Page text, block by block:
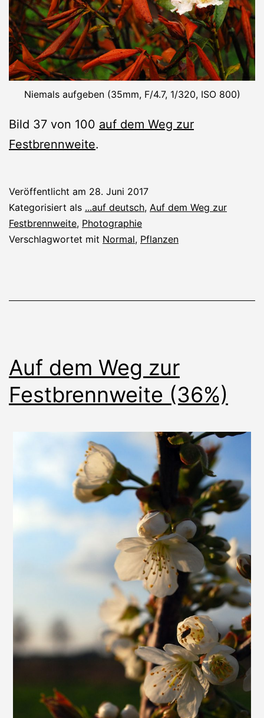
Niemals aufgeben (35mm, F/4.7, 1/320, ISO 800)
Bild 37 von 100 auf dem Weg zur
Festbrennweite.
Veröffentlicht am 28. Juni 2017
Kategorisiert als ...auf deutsch, Auf dem Weg zur
Festbrennweite, Photographie
Verschlagwortet mit Normal, Pflanzen
Auf dem Weg zur
Festbrennweite (36%)